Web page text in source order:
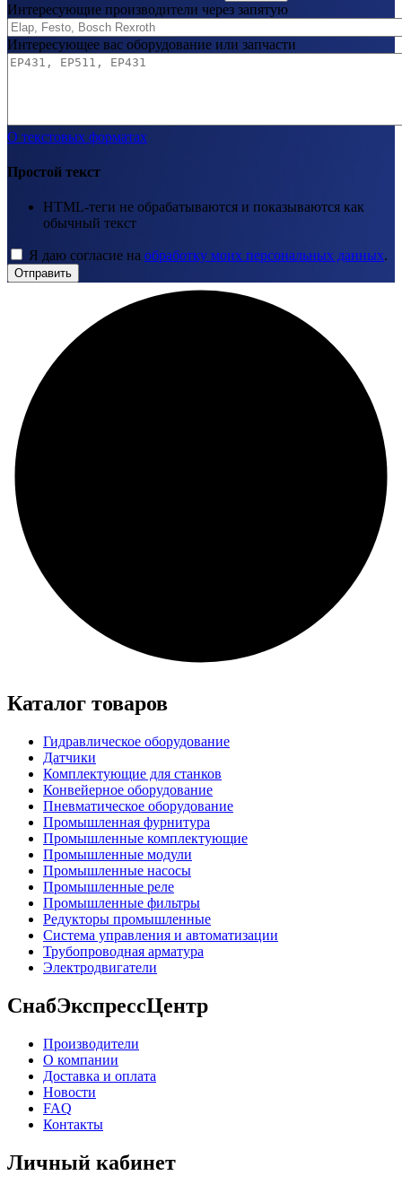
Интересующие производители через запятую
Интересующее вас оборудование или запчасти
О текстовых форматах
Простой текст
HTML-теги не обрабатываются и показываются как
обычный текст
Я даю согласие на обработку моих персональных данных.
Отправить
Каталог товаров
Гидравлическое оборудование
Датчики
Комплектующие для станков
Конвейерное оборудование
Пневматическое оборудование
Промышленная фурнитура
Промышленные комплектующие
Промышленные модули
Промышленные насосы
Промышленные реле
Промышленные фильтры
Редукторы промышленные
Система управления и автоматизации
Трубопроводная арматура
Электродвигатели
СнабЭкспрессЦентр
Производители
О компании
Доставка и оплата
Новости
FAQ
Контакты
Личный кабинет